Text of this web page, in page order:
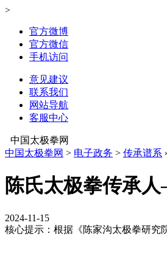
>
官方微博
官方微信
手机访问
意见建议
联系我们
网站导航
客服中心
中国太极拳网
中国太极拳网 > 电子政务 > 传承谱系
陈氏太极拳传承
2024-11-15
核心提示：根据《陈家沟太极拳研究